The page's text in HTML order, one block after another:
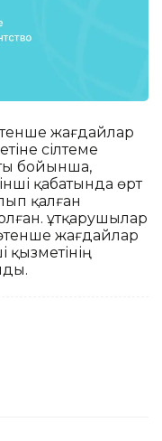
жағдайлар
сілтеме
бойынша,
қабатында өрт
қалған
Құтқарушылар
жағдайлар
қызметінің